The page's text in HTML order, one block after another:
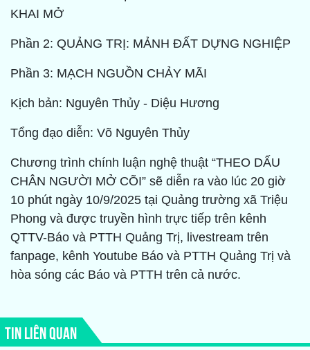
KHAI MỞ
Phần 2: QUẢNG TRỊ: MẢNH ĐẤT DỰNG NGHIỆP
Phần 3: MẠCH NGUỒN CHẢY MÃI
Kịch bản: Nguyên Thủy - Diệu Hương
Tổng đạo diễn: Võ Nguyên Thủy
Chương trình chính luận nghệ thuật “THEO DẤU
CHÂN NGƯỜI MỞ CÕI” sẽ diễn ra vào lúc 20 giờ
10 phút ngày 10/9/2025 tại Quảng trường xã Triệu
Phong và được truyền hình trực tiếp trên kênh
QTTV-Báo và PTTH Quảng Trị, livestream trên
fanpage, kênh Youtube Báo và PTTH Quảng Trị và
hòa sóng các Báo và PTTH trên cả nước.
TIN LIÊN QUAN